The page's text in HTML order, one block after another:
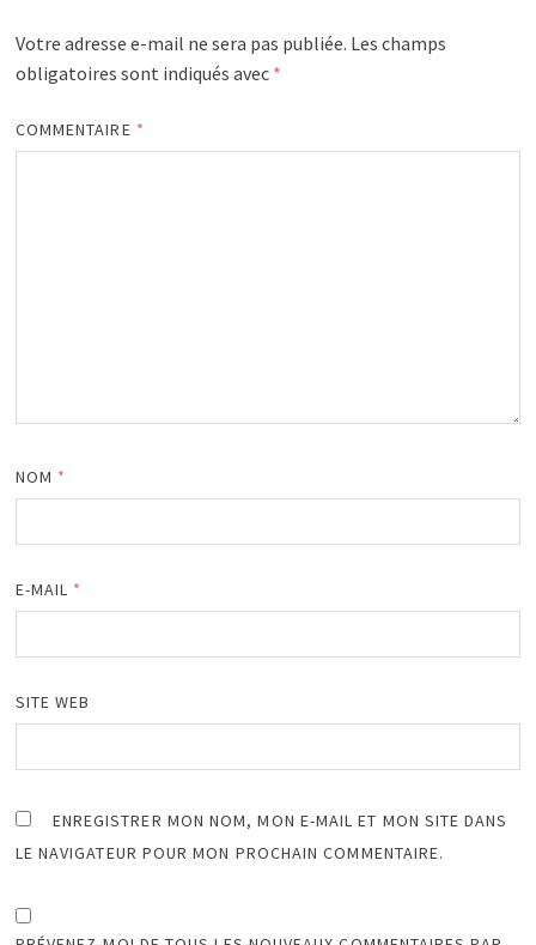
Votre adresse e-mail ne sera pas publiée. Les champs
obligatoires sont indiqués avec *
COMMENTAIRE *
NOM *
E-MAIL *
SITE WEB
ENREGISTRER MON NOM, MON E-MAIL ET MON SITE DANS
LE NAVIGATEUR POUR MON PROCHAIN COMMENTAIRE.